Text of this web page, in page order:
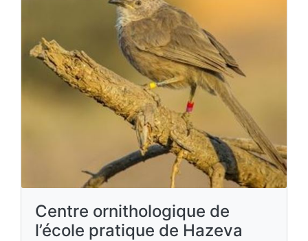
Centre ornithologique de
l’école pratique de Hazeva